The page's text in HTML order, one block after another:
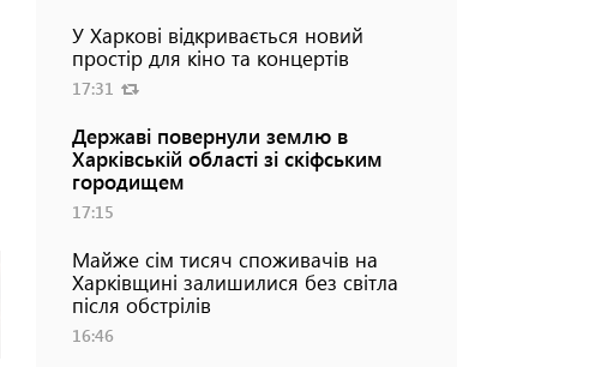
У Харкові відкривається новий
простір для кіно та концертів
17:31
Державі повернули землю в
Харківській області зі скіфським
городищем
17:15
Майже сім тисяч споживачів на
Харківщині залишилися без світла
після обстрілів
16:46